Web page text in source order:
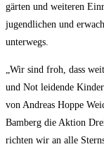
gär­ten und wei­te­ren
jugend­li­chen und
unterwegs.
„Wir sind froh, dass
und Not lei­den­de
von Andre­as Hop­pe
Bam­berg die Akti­on
rich­ten wir an alle